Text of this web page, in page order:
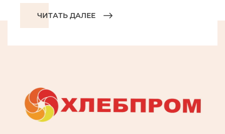
ЧИТАТЬ ДАЛЕЕ